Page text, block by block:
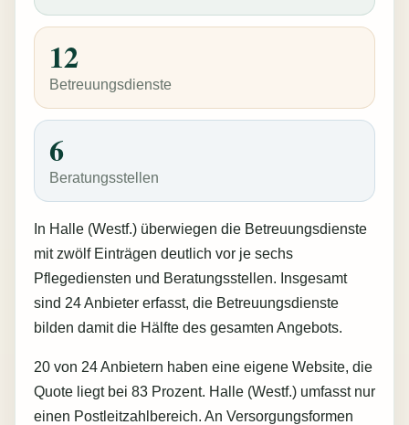
12
Betreuungsdienste
6
Beratungsstellen
In Halle (Westf.) überwiegen die Betreuungsdienste
mit zwölf Einträgen deutlich vor je sechs
Pflegediensten und Beratungsstellen. Insgesamt
sind 24 Anbieter erfasst, die Betreuungsdienste
bilden damit die Hälfte des gesamten Angebots.
20 von 24 Anbietern haben eine eigene Website, die
Quote liegt bei 83 Prozent. Halle (Westf.) umfasst nur
einen Postleitzahlbereich. An Versorgungsformen